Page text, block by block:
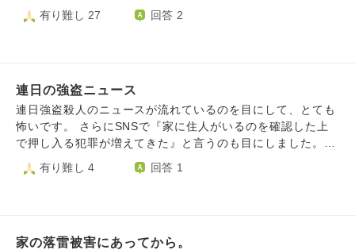
ました。奪い合いの世界です。 未来なんてない。平和な世
すが、この日が近づくにつれ、心が傷んだり、ざわついた
り、ふと涙が止まらなかったりというふうになりました。
いという生活を送りました。 私の家族や近しい親族、友人
も皆無事でしたが、火災で立ち上る煙や真っ赤に染まる当日
の夜の空、液状化現象、、、 あの日の揺れ、体験したこ
とは忘れることはありません。 もちろん、ずっと前からこ
たが、ここまで辛く涙が出てくるほどではなく、もっと冷静
体験をした方も多かったのもあり、今ほど辛いと感じなかっ
有り難し 27 回答 2
連日の強盗ニュース
連日強盗殺人のニュースが流れているのを目にして、とても
怖いです。 さらにSNSで『家に住人がいるのを確認した上
で押し入る犯罪が増えてきた』と言うのも目にしました。コ
メント欄では日本は治安が悪くなったから武装すべきだ、催
涙スプレーを携帯すべき。枕元にナイフを置いているとかい
を割らずバールでこじ開けられ、部屋はぐちゃぐちゃにされ
有り難し 4 回答 1
家の落雷被害にあってから。